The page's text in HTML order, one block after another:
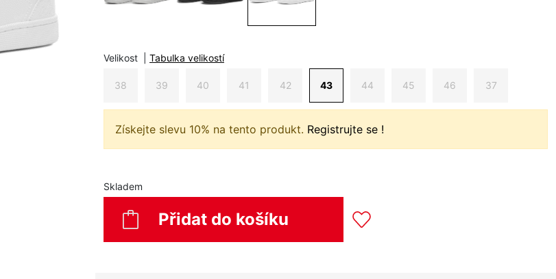
Velikost Tabulka velikostí
38 39 40 41 42 43 44 45 46 37
Získejte slevu 10% na tento produkt. Registrujte se !
Skladem
Přidat do košíku